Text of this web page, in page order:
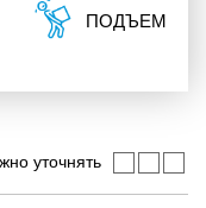
уточнять
ПОДЪЕМ